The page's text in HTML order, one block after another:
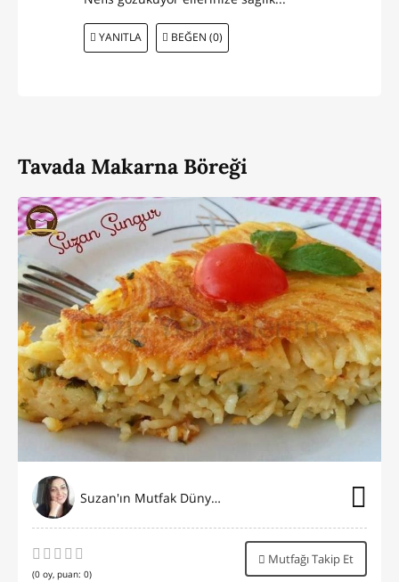
YANITLA BEĞEN (0)
Tavada Makarna Böreği
Suzan'ın Mutfak Dünyası
(0 oy, puan: 0)
Mutfağı Takip Et